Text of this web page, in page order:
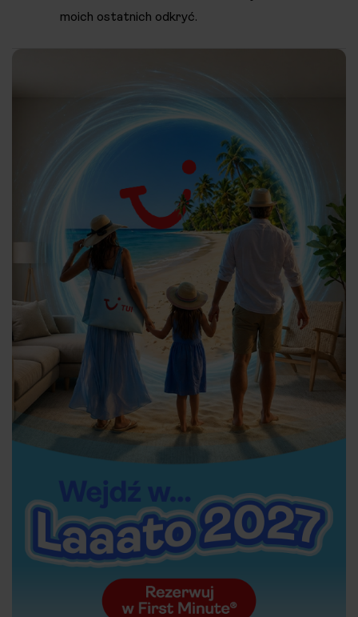
moich ostatnich odkryć.